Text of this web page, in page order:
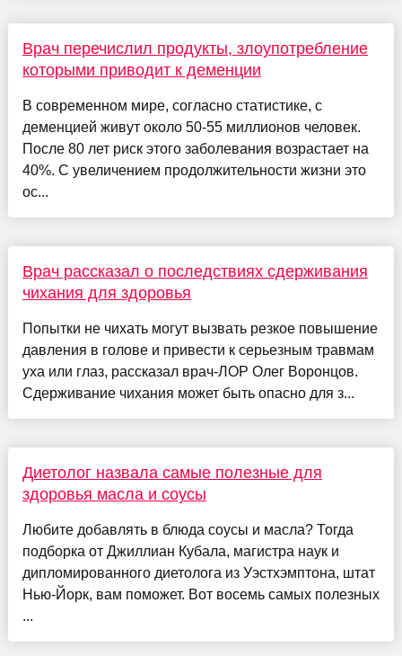
Врач перечислил продукты, злоупотребление
которыми приводит к деменции
В современном мире, согласно статистике, с
деменцией живут около 50-55 миллионов человек.
После 80 лет риск этого заболевания возрастает на
40%. С увеличением продолжительности жизни это
ос...
Врач рассказал о последствиях сдерживания
чихания для здоровья
Попытки не чихать могут вызвать резкое повышение
давления в голове и привести к серьезным травмам
уха или глаз, рассказал врач-ЛОР Олег Воронцов.
Сдерживание чихания может быть опасно для з...
Диетолог назвала самые полезные для
здоровья масла и соусы
Любите добавлять в блюда соусы и масла? Тогда
подборка от Джиллиан Кубала, магистра наук и
дипломированного диетолога из Уэстхэмптона, штат
Нью-Йорк, вам поможет. Вот восемь самых полезных
...